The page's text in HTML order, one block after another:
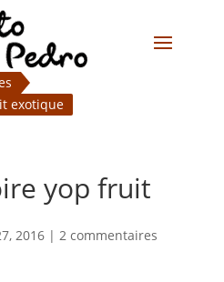
exotique
yop fruit
2016| 2 commentaires